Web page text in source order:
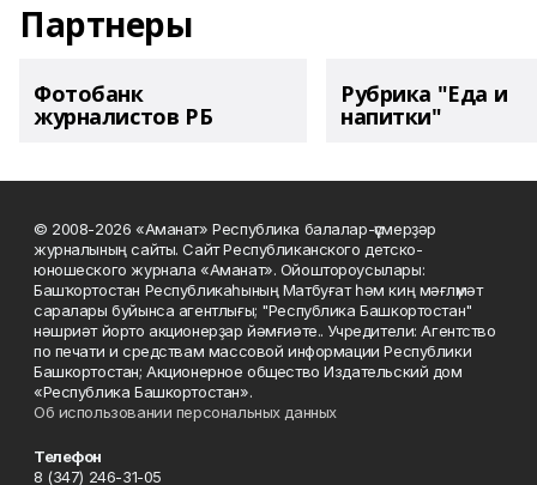
Партнеры
Фотобанк
журналистов РБ
Рубрика "Еда и
напитки"
© 2008-2026 «Аманат» Республика балалар-үҫмерҙәр
журналының сайты. Сайт Республиканского детско-
юношеского журнала «Аманат». Ойоштороусылары:
Башҡортостан Республикаһының Матбуғат һәм киң мәғлүмәт
саралары буйынса агентлығы; "Республика Башкортостан"
нәшриәт йорто акционерҙар йәмғиәте.. Учредители: Агентство
по печати и средствам массовой информации Республики
Башкортостан; Акционерное общество Издательский дом
«Республика Башкортостан».
Об использовании персональных данных
Телефон
8 (347) 246-31-05